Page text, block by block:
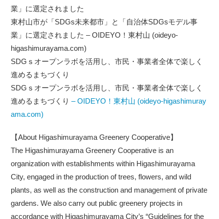
業」に選定されました
東村山市が「SDGs未来都市」と「自治体SDGsモデル事
業」に選定されました – OIDEYO！東村山 (oideyo-
higashimurayama.com)
SDGｓオープンラボを活用し、市民・事業者全体で楽しく
進めるまちづくり
SDGｓオープンラボを活用し、市民・事業者全体で楽しく
進めるまちづくり– OIDEYO！東村山 (oideyo-higashimuray
ama.com)
【About Higashimurayama Greenery Cooperative】
The Higashimurayama Greenery Cooperative is an
organization with establishments within Higashimurayama
City, engaged in the production of trees, flowers, and wild
plants, as well as the construction and management of private
gardens. We also carry out public greenery projects in
accordance with Higashimurayama City’s “Guidelines for the